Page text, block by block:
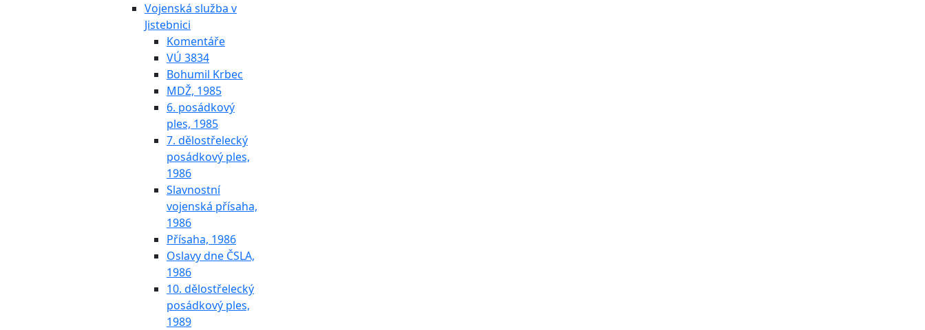
Vojenská služba v
Jistebnici
Komentáře
VÚ 3834
Bohumil Krbec
MDŽ, 1985
6. posádkový
ples, 1985
7. dělostřelecký
posádkový ples,
1986
Slavnostní
vojenská přísaha,
1986
Přísaha, 1986
Oslavy dne ČSLA,
1986
10. dělostřelecký
posádkový ples,
1989